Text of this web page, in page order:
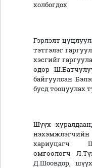
холбогдох
Гэрлэлт
тэтгэлэг
хэсгийг
өдөр
байгуулсан
бусд тооцуулах
Шүүх
хариуцагч
өмгөөлөгч
Д.Шоовдор,